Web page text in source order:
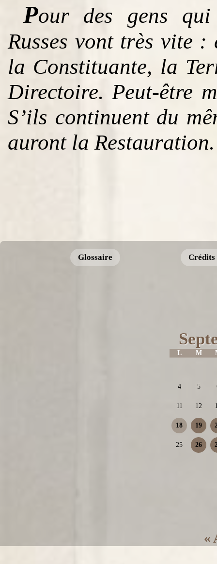
Pour des gens
Russes vont très vite
la Constituante, la
Directoire. Peut-être
S’ils continuent du
auront la Restauration.
Glossaire Crédits
L M
4 5
11 12
18 19
25 26
«